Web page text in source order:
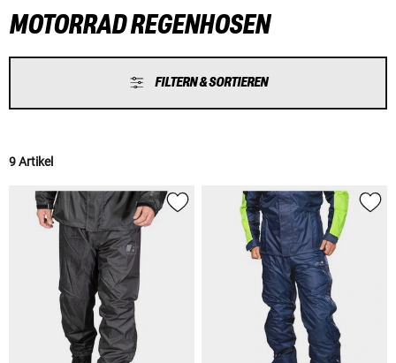
MOTORRAD REGENHOSEN
FILTERN & SORTIEREN
9 Artikel